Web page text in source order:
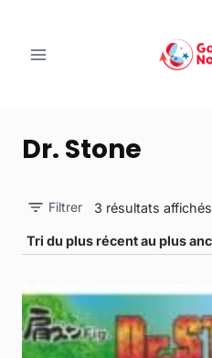
Dr. Stone
Filtrer 3 résultats affichés